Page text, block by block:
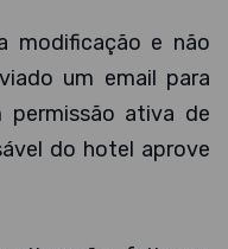
modificação e não
um email para
ativa de
do hotel aprove